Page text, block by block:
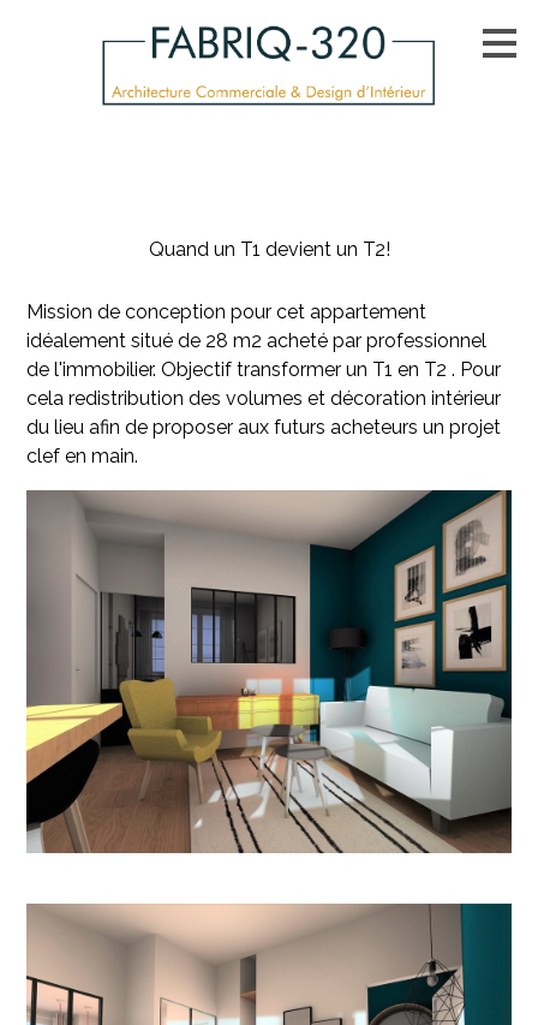
ACCUEIL
NOS PRESTATIONS
L'AGENCE
Quand un T1 devient un T2!
Mission de conception pour cet appartement
idéalement situé de 28 m2 acheté par professionnel
de l'immobilier. Objectif transformer un T1 en T2 . Pour
cela redistribution des volumes et décoration intérieur
du lieu afin de proposer aux futurs acheteurs un projet
clef en main.